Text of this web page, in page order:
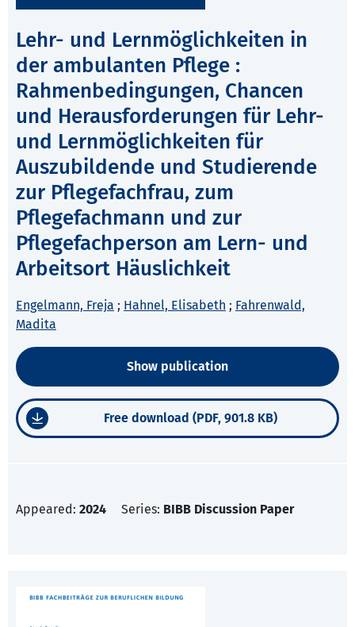
Lehr- und Lernmöglichkeiten in
der ambulanten Pflege :
Rahmenbedingungen, Chancen
und Herausforderungen für Lehr-
und Lernmöglichkeiten für
Auszubildende und Studierende
zur Pflegefachfrau, zum
Pflegefachmann und zur
Pflegefachperson am Lern- und
Arbeitsort Häuslichkeit
Engelmann, Freja ; Hahnel, Elisabeth ; Fahrenwald,
Madita
Show publication
Free download (PDF, 901.8 KB)
Appeared: 2024 Series: BIBB Discussion Paper